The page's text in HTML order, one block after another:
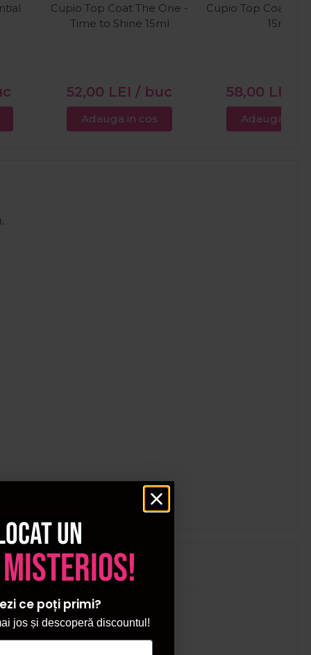
Cupio Top Coat The One -
Time to Shine 15ml
52,00 LEI / buc
Adauga in cos
Cupio Top Coat
15ml
58,00 LEI
Adauga in
un
ce poți primi?
jos și descoperă discountul!